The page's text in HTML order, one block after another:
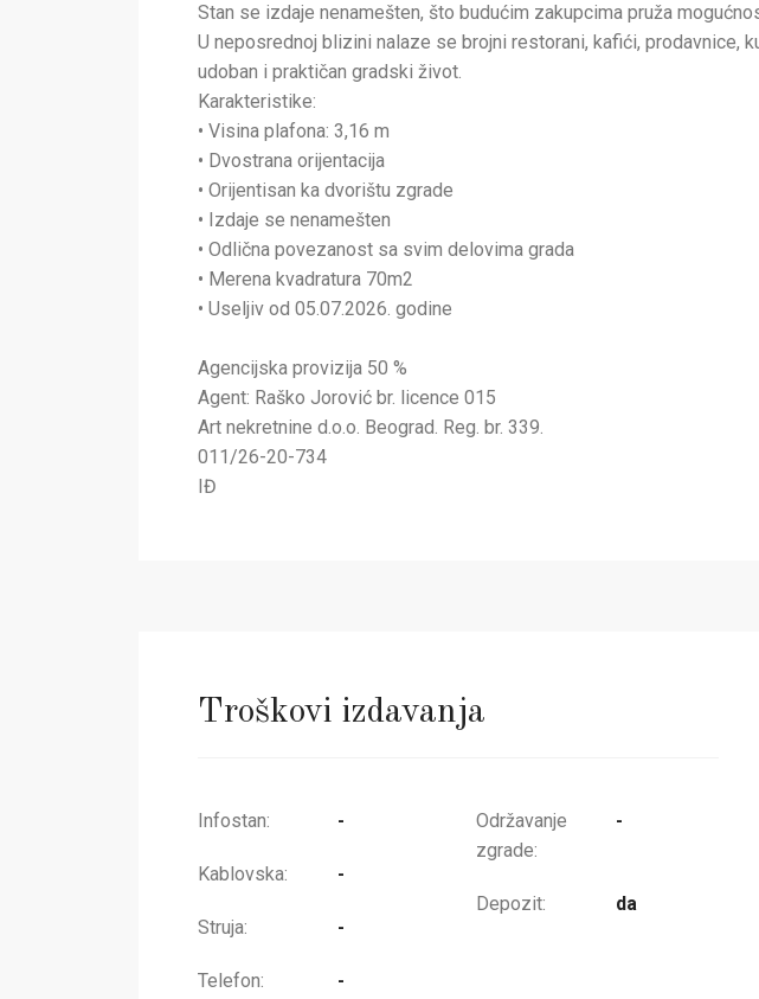
Stan se izdaje nenamešten, što budućim zakupcima pruža
U neposrednoj blizini nalaze se brojni restorani, kafići, prodavnice,
udoban i praktičan gradski život.
Karakteristike:
• Visina plafona: 3,16 m
• Dvostrana orijentacija
• Orijentisan ka dvorištu zgrade
• Izdaje se nenamešten
• Odlična povezanost sa svim delovima grada
• Merena kvadratura 70m2
• Useljiv od 05.07.2026. godine
Agencijska provizija 50 %
Agent: Raško Jorović br. licence 015
Art nekretnine d.o.o. Beograd. Reg. br. 339.
011/26-20-734
IĐ
Troškovi izdavanja
Infostan: -
Kablovska: -
Struja: -
Telefon: -
Održavanje
zgrade:
-
Depozit: da